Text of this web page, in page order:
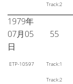
Track:2
1979年
07月05
日
55
ETP-10597 Track:1
Track:2